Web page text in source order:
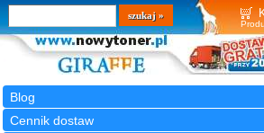
Blog
Cennik dostaw
Wyszukiwarka
szukaj